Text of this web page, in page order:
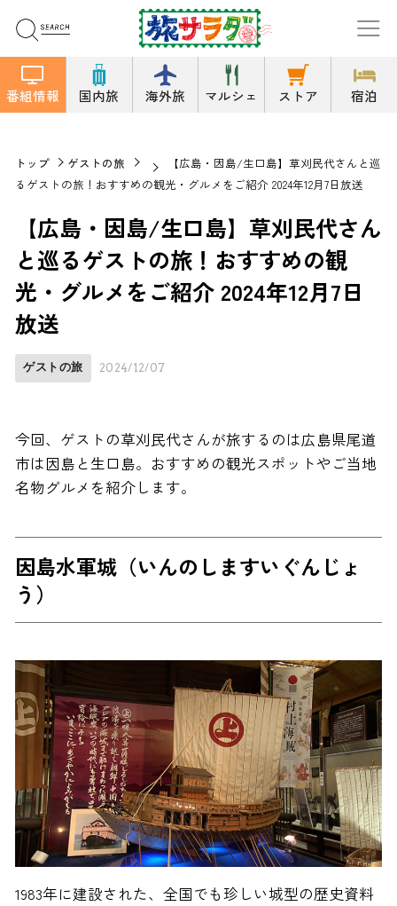
番組情報 国内旅 海外旅 マルシェ ストア 宿泊
トップ ゲストの旅
【広島・因島/生口島】草刈民代さんと巡
るゲストの旅！おすすめの観光・グルメをご紹介 2024年12月7日放送
【広島・因島/生口島】草刈民代さん
と巡るゲストの旅！おすすめの観
光・グルメをご紹介 2024年12月7日
放送
ゲストの旅 2024/12/07
今回、ゲストの草刈民代さんが旅するのは広島県尾道
市は因島と生口島。おすすめの観光スポットやご当地
名物グルメを紹介します。
因島水軍城（いんのしますいぐんじょ
う）
1983年に建設された、全国でも珍しい城型の歴史資料